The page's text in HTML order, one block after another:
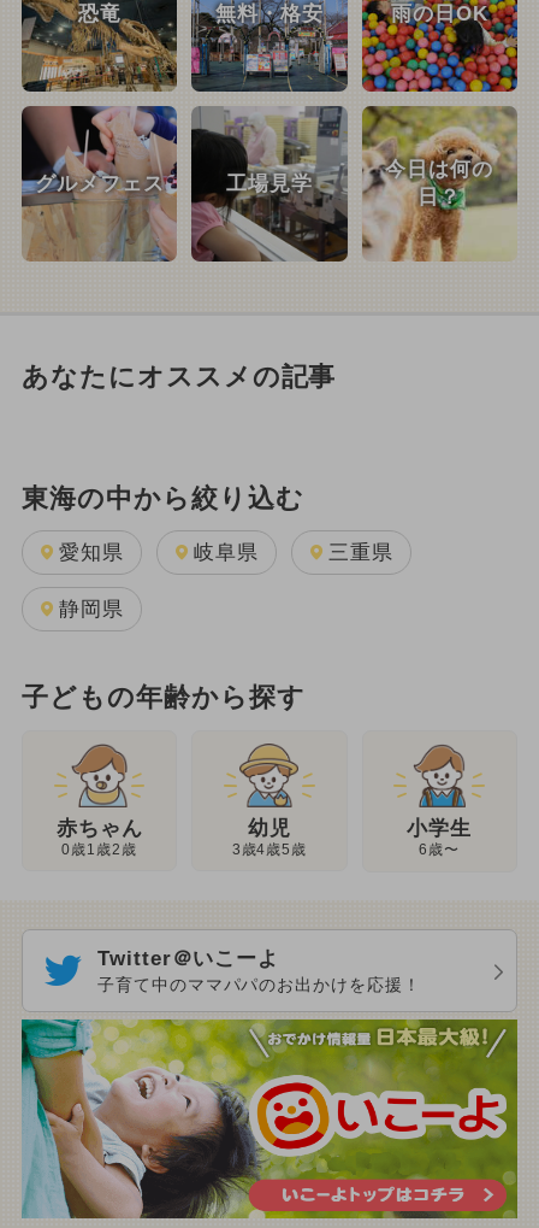
恐竜 無料・格安 雨の日OK
グルメフェス 工場見学
今日は何の
日？
あなたにオススメの記事
東海の中から絞り込む
愛知県 岐阜県 三重県
静岡県
子どもの年齢から探す
赤ちゃん
0歳1歳2歳
幼児
3歳4歳5歳
小学生
6歳〜
Twitter＠いこーよ
子育て中のママパパのお出かけを応援！